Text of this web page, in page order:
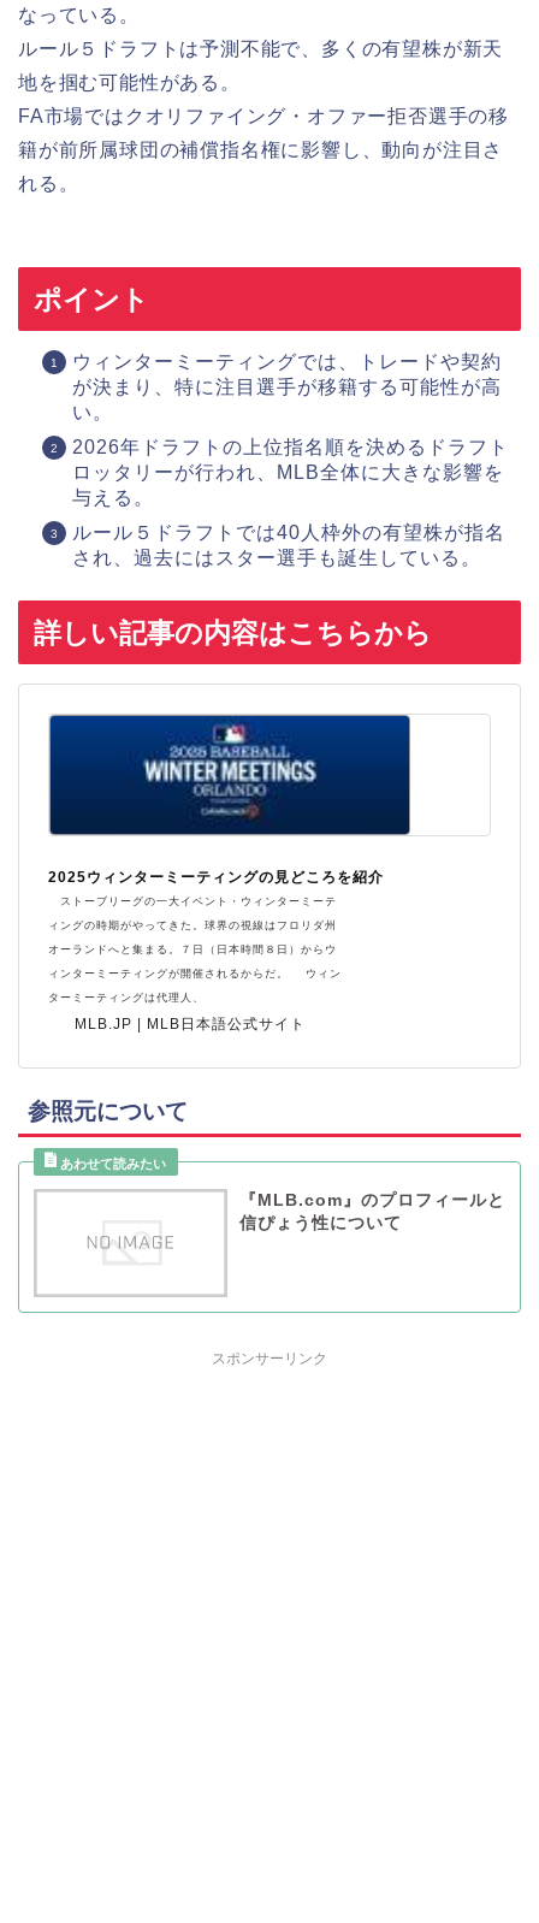
なっている。
ルール５ドラフトは予測不能で、多くの有望株が新天
地を掴む可能性がある。
FA市場ではクオリファイング・オファー拒否選手の移
籍が前所属球団の補償指名権に影響し、動向が注目さ
れる。
ポイント
ウィンターミーティングでは、トレードや契約
が決まり、特に注目選手が移籍する可能性が高
い。
2026年ドラフトの上位指名順を決めるドラフト
ロッタリーが行われ、MLB全体に大きな影響を
与える。
ルール５ドラフトでは40人枠外の有望株が指名
され、過去にはスター選手も誕生している。
詳しい記事の内容はこちらから
MLB.JP | MLB日本語公式サイト
2025ウィンターミーティングの見どころを紹介
ストーブリーグの一大イベント・ウィンターミーテ
ィングの時期がやってきた。球界の視線はフロリダ州
オーランドへと集まる。７日（日本時間８日）からウ
ィンターミーティングが開催されるからだ。 ウィン
ターミーティングは代理人、
参照元について
『MLB.com』のプロフィールと
信ぴょう性について
スポンサーリンク